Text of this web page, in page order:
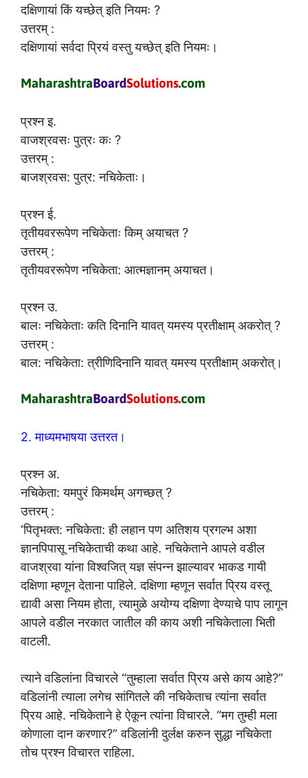
दक्षिणायां किं यच्छेत् इति नियमः ?
उत्तरम् :
दक्षिणायां सर्वदा प्रियं वस्तु यच्छेत् इति नियमः।
प्रश्न इ.
वाजश्रवसः पुत्रः कः ?
उत्तरम् :
बाजश्रवस: पुत्र: नचिकेताः।
प्रश्न ई.
तृतीयवररूपेण नचिकेताः किम् अयाचत ?
उत्तरम् :
तृतीयवररूपेण नचिकेता: आत्मज्ञानम् अयाचत।
प्रश्न उ.
बालः नचिकेताः कति दिनानि यावत् यमस्य प्रतीक्षाम् अकरोत् ?
उत्तरम् :
बाल: नचिकेता: त्रीणिदिनानि यावत् यमस्य प्रतीक्षाम् अकरोत्।
2. माध्यमभाषया उत्तरत।
प्रश्न अ.
नचिकेता: यमपुरं किमर्थम् अगच्छत् ?
उत्तरम् :
‘पितृभक्त: नचिकेता: ही लहान पण अतिशय प्रगल्भ अशा
ज्ञानपिपासू नचिकेताची कथा आहे. नचिकेताने आपले वडील
वाजश्रवा यांना विश्वजित् यज्ञ संपन्न झाल्यावर भाकड गायी
दक्षिणा म्हणून देताना पाहिले. दक्षिणा म्हणून सर्वात प्रिय वस्तू
द्यावी असा नियम होता, त्यामुळे अयोग्य दक्षिणा देण्याचे पाप लागून
आपले वडील नरकात जातील की काय अशी नचिकेताला भिती
वाटली.
त्याने वडिलांना विचारले “तुम्हाला सर्वात प्रिय असे काय आहे?”
वडिलांनी त्याला लगेच सांगितले की नचिकेताच त्यांना सर्वात
प्रिय आहे. नचिकेताने हे ऐकून त्यांना विचारले. “मग तुम्ही मला
कोणाला दान करणार?” वडिलांनी दुर्लक्ष करुन सुद्धा नचिकेता
तोच प्रश्न विचारत राहिला.